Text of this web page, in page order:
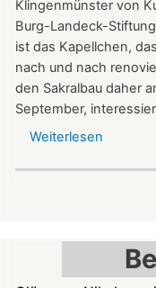
Klingenmünster von
Burg-Landeck-
ist das Kapellchen,
nach und nach
den Sakralbau daher
September,
Weiterlesen
am
geöffnet